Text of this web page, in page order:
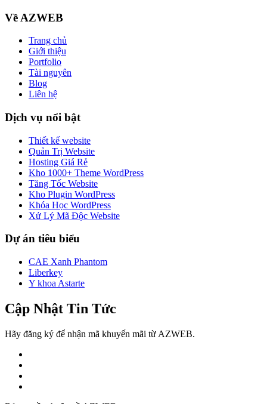
Về AZWEB
Trang chủ
Giới thiệu
Portfolio
Tài nguyên
Blog
Liên hệ
Dịch vụ nổi bật
Thiết kế website
Quản Trị Website
Hosting Giá Rẻ
Kho 1000+ Theme WordPress
Tăng Tốc Website
Kho Plugin WordPress
Khóa Học WordPress
Xử Lý Mã Độc Website
Dự án tiêu biểu
CAE Xanh Phantom
Liberkey
Y khoa Astarte
Cập Nhật Tin Tức
Hãy đăng ký để nhận mã khuyến mãi từ AZWEB.